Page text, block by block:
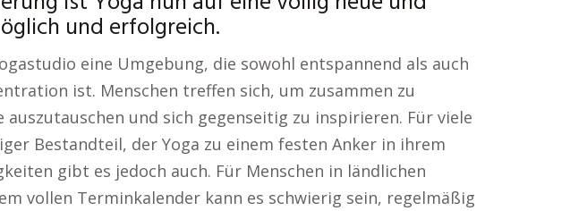
und erfolgreich.
eine Umgebung, die sowohl entspannend als auch
ist. Menschen treffen sich, um zusammen zu
und sich gegenseitig zu inspirieren. Für viele
Bestandteil, der Yoga zu einem festen Anker in ihrem
gibt es jedoch auch. Für Menschen in ländlichen
vollen Terminkalender kann es schwierig sein, regelmäßig